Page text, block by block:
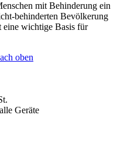
mit Behinderung ein
behinderten Bevölkerung
wichtige Basis für
oben
Geräte